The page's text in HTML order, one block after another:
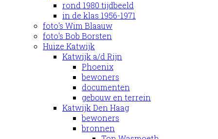
rond 1980 tijdbeeld
in de klas 1956-1971
foto's Wim Blaauw
foto's Bob Borsten
Huize Katwijk
Katwijk a/d Rijn
Phoenix
bewoners
documenten
gebouw en terrein
Katwijk Den Haag
bewoners
bronnen